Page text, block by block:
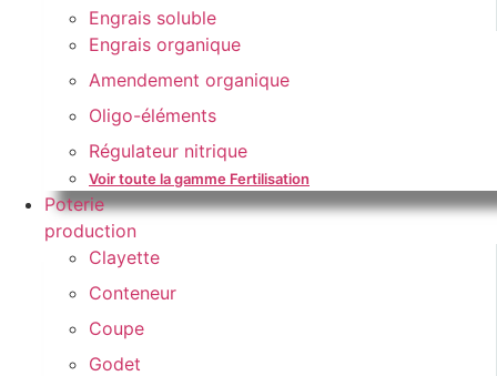
Engrais soluble
Engrais organique
Amendement organique
Oligo-éléments
Régulateur nitrique
Voir toute la gamme Fertilisation
Poterie
production
Clayette
Conteneur
Coupe
Godet